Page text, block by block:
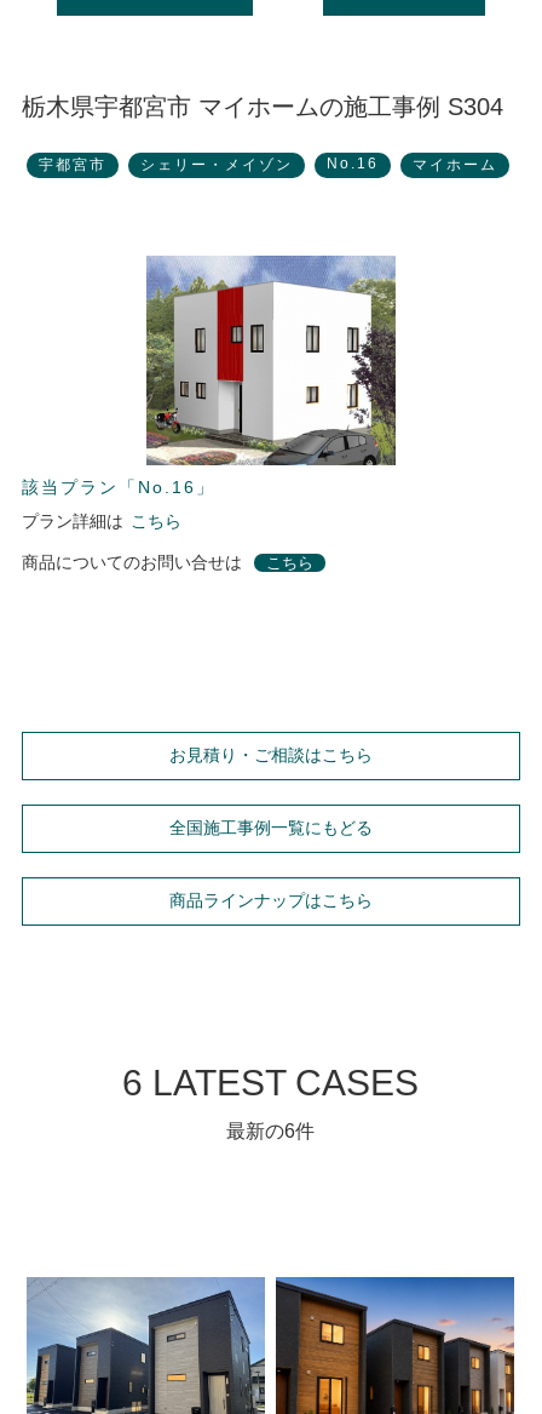
栃木県宇都宮市 マイホームの施工事例 S304
宇都宮市 シェリー・メイゾン No.16 マイホーム
該当プラン「No.16」
プラン詳細は こちら
商品についてのお問い合せは こちら
お見積り・ご相談はこちら
全国施工事例一覧にもどる
商品ラインナップはこちら
6 LATEST CASES
最新の6件